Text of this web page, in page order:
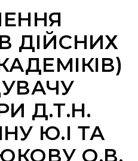
ДІЙСНИХ
Д.Т.Н.
Ю.І ТА
О.В.